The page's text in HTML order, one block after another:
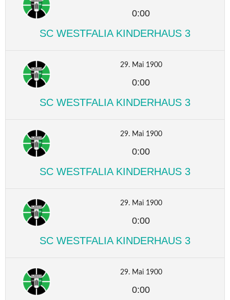
0:00
SC WESTFALIA KINDERHAUS 3
29. Mai 1900
0:00
SC WESTFALIA KINDERHAUS 3
29. Mai 1900
0:00
SC WESTFALIA KINDERHAUS 3
29. Mai 1900
0:00
SC WESTFALIA KINDERHAUS 3
29. Mai 1900
0:00